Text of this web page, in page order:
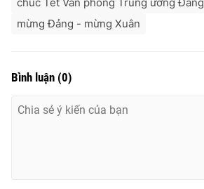
mừng Đảng - mừng Xuân
Bình luận (0)